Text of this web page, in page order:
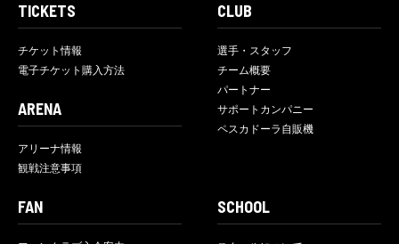
TICKETS
チケット情報
電子チケット購入方法
ARENA
アリーナ情報
観戦注意事項
CLUB
選手・スタッフ
チーム概要
パートナー
サポートカンパニー
ペスカドーラ自販機
FAN SCHOOL